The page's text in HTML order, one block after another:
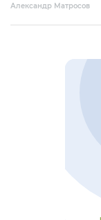
Александр Матросов